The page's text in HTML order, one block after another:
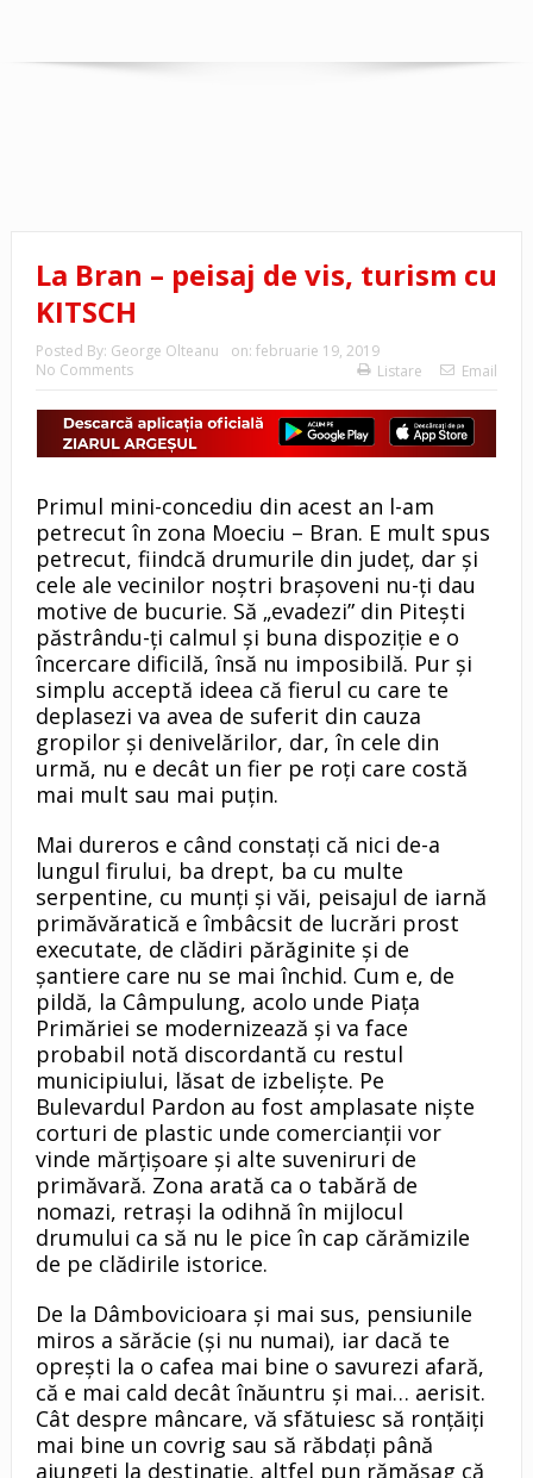
La Bran – peisaj de vis, turism cu
KITSCH
Posted By: George Olteanu on: februarie 19, 2019
No Comments
Listare Email
Primul mini-concediu din acest an l-am
petrecut în zona Moeciu – Bran. E mult spus
petrecut, fiindcă drumurile din judeţ, dar şi
cele ale vecinilor noştri braşoveni nu-ţi dau
motive de bucurie. Să „evadezi” din Piteşti
păstrându-ţi calmul şi buna dispoziţie e o
încercare dificilă, însă nu imposibilă. Pur şi
simplu acceptă ideea că fierul cu care te
deplasezi va avea de suferit din cauza
gropilor şi denivelărilor, dar, în cele din
urmă, nu e decât un fier pe roţi care costă
mai mult sau mai puţin.
Mai dureros e când constaţi că nici de-a
lungul firului, ba drept, ba cu multe
serpentine, cu munţi şi văi, peisajul de iarnă
primăvăratică e îmbâcsit de lucrări prost
executate, de clădiri părăginite şi de
şantiere care nu se mai închid. Cum e, de
pildă, la Câmpulung, acolo unde Piaţa
Primăriei se modernizează şi va face
probabil notă discordantă cu restul
municipiului, lăsat de izbelişte. Pe
Bulevardul Pardon au fost amplasate nişte
corturi de plastic unde comercianţii vor
vinde mărţişoare şi alte suveniruri de
primăvară. Zona arată ca o tabără de
nomazi, retraşi la odihnă în mijlocul
drumului ca să nu le pice în cap cărămizile
de pe clădirile istorice.
De la Dâmbovicioara şi mai sus, pensiunile
miros a sărăcie (şi nu numai), iar dacă te
opreşti la o cafea mai bine o savurezi afară,
că e mai cald decât înăuntru şi mai… aerisit.
Cât despre mâncare, vă sfătuiesc să ronţăiţi
mai bine un covrig sau să răbdaţi până
ajungeţi la destinaţie, altfel pun rămăşag că